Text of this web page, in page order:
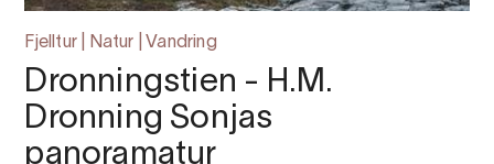
Fjelltur | Natur | Vandring
Dronningstien - H.M.
Dronning Sonjas
panoramatur